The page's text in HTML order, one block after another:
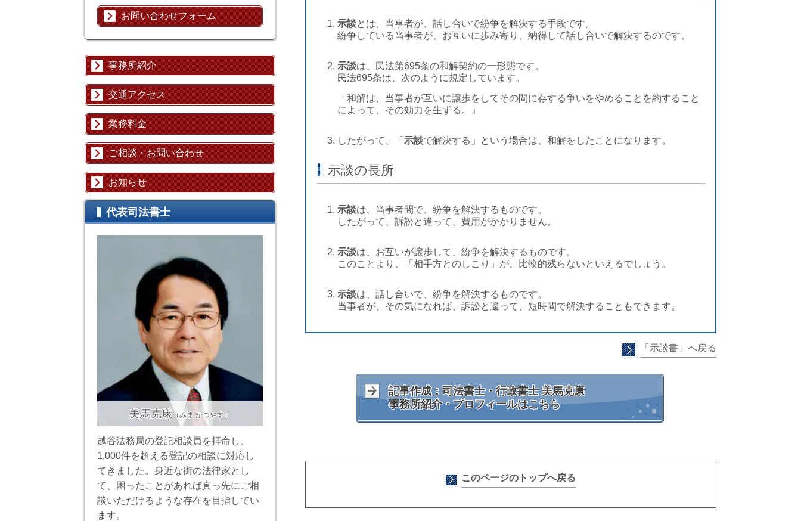
示談とは、当事者が、話し合いで紛争を解決する手段です。
紛争している当事者が、お互いに歩み寄り、納得して話し合いで解決するのです。
示談は、民法第695条の和解契約の一形態です。
民法695条は、次のように規定しています。
「和解は、当事者が互いに譲歩をしてその間に存する争いをやめることを約すること
によって、その効力を生ずる。」
したがって、「示談で解決する」という場合は、和解をしたことになります。
示談の長所
示談は、当事者間で、紛争を解決するものです。
したがって、訴訟と違って、費用がかかりません。
示談は、お互いが譲歩して、紛争を解決するものです。
このことより、「相手方とのしこり」が、比較的残らないといえるでしょう。
示談は、話し合いで、紛争を解決するものです。
当事者が、その気になれば、訴訟と違って、短時間で解決することもできます。
「示談書」へ戻る
記事作成：司法書士・行政書士 美馬克康
事務所紹介・プロフィールはこちら
このページのトップへ戻る
お問い合わせフォーム
事務所紹介
交通アクセス
業務料金
ご相談・お問い合わせ
お知らせ
代表司法書士
美馬克康（みま かつやす）
越谷法務局の登記相談員を拝命し、
1,000件を超える登記の相談に対応し
てきました。身近な街の法律家とし
て、困ったことがあれば真っ先にご相
談いただけるような存在を目指してい
ます。